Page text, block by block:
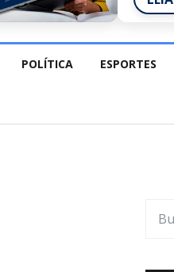
POLÍTICA ESPORTES